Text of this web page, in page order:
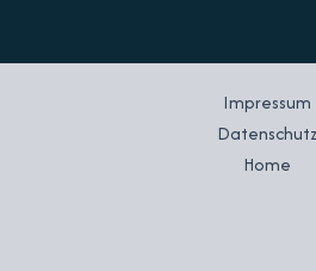
Impressum
Datenschutz
Home